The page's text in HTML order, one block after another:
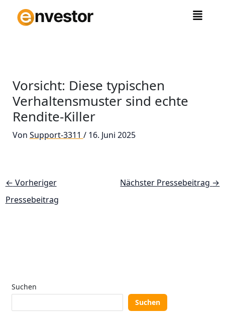
Inhalt
springen
Vorsicht: Diese typischen
Verhaltensmuster sind echte
Rendite-Killer
Von Support-3311 / 16. Juni 2025
← Vorheriger
Pressebeitrag
Nächster Pressebeitrag →
Suchen
Suchen